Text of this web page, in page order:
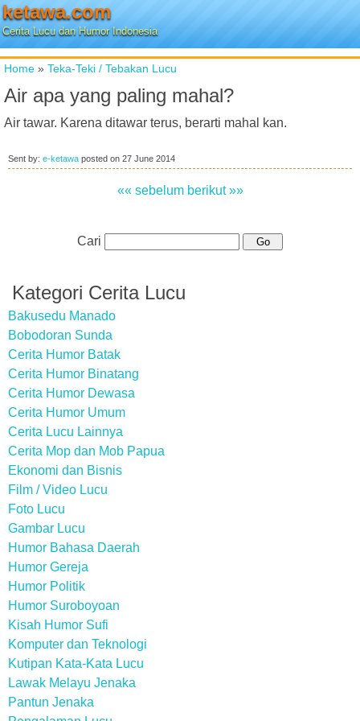
ketawa.com
Cerita Lucu dan Humor Indonesia
Home » Teka-Teki / Tebakan Lucu
Air apa yang paling mahal?
Air tawar. Karena ditawar terus, berarti mahal kan.
Sent by: e-ketawa posted on 27 June 2014
«« sebelum berikut »»
Cari
Kategori Cerita Lucu
Bakusedu Manado
Bobodoran Sunda
Cerita Humor Batak
Cerita Humor Binatang
Cerita Humor Dewasa
Cerita Humor Umum
Cerita Lucu Lainnya
Cerita Mop dan Mob Papua
Ekonomi dan Bisnis
Film / Video Lucu
Foto Lucu
Gambar Lucu
Humor Bahasa Daerah
Humor Gereja
Humor Politik
Humor Suroboyoan
Kisah Humor Sufi
Komputer dan Teknologi
Kutipan Kata-Kata Lucu
Lawak Melayu Jenaka
Pantun Jenaka